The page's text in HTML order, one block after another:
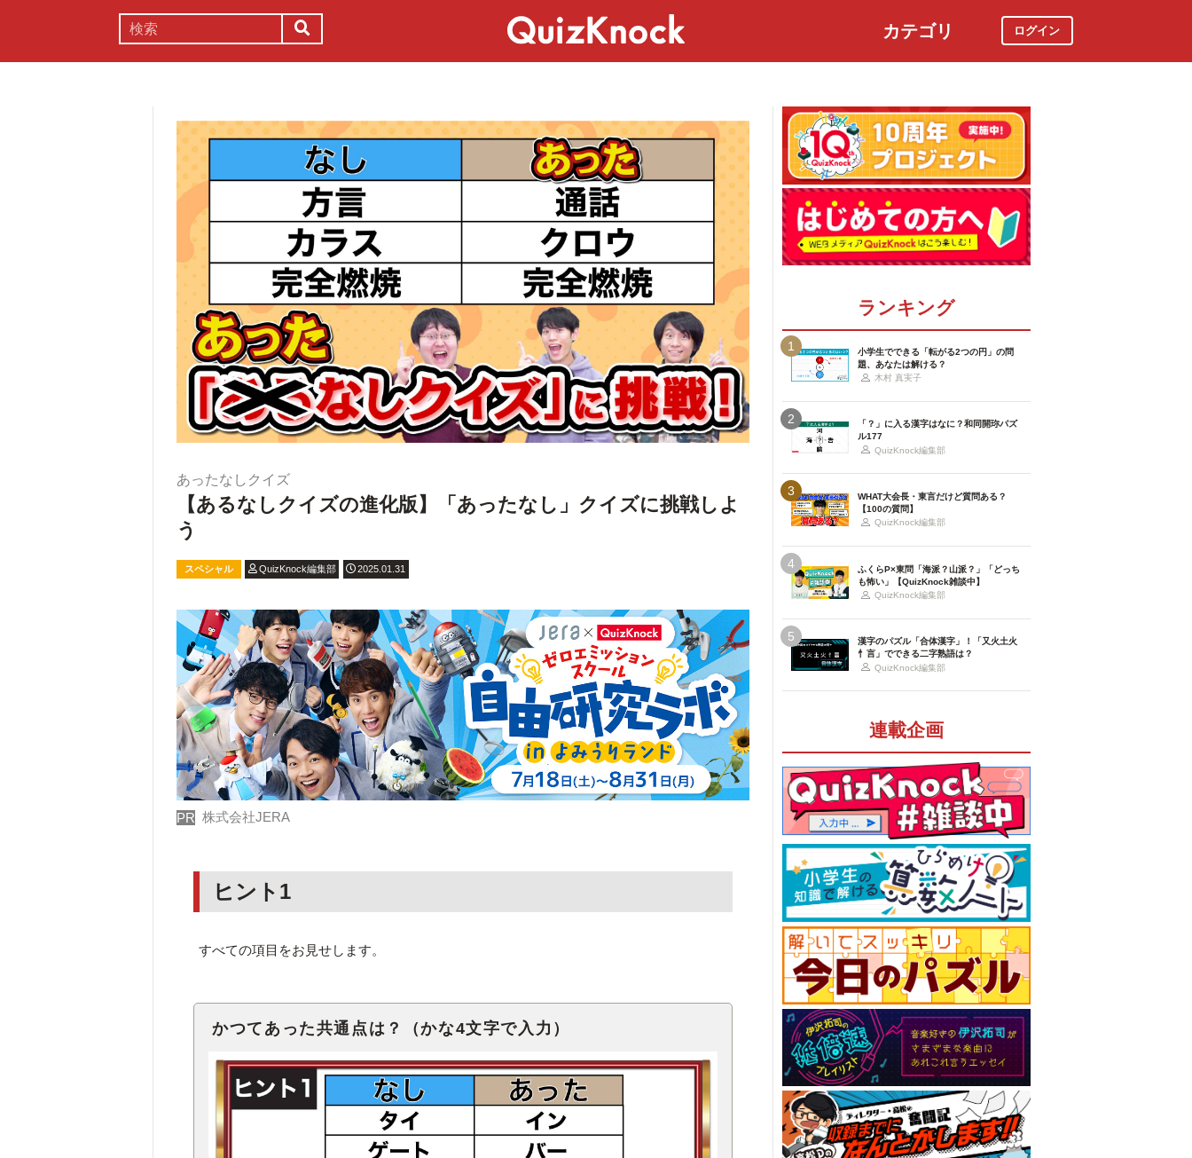
カテゴリ ログイン
あったなしクイズ
【あるなしクイズの進化版】「あったなし」クイズに挑戦しよ
う
スペシャル QuizKnock編集部 2025.01.31
PR 株式会社JERA
ヒント1
すべての項目をお見せします。
かつてあった共通点は？（かな4文字で入力）
ランキング
1
小学生でできる「転がる2つの円」の問
題、あなたは解ける？
木村 真実子
2
「？」に入る漢字はなに？和同開珎パズ
ル177
QuizKnock編集部
3
WHAT大会長・東言だけど質問ある？
【100の質問】
QuizKnock編集部
4
ふくらP×東問「海派？山派？」「どっち
も怖い」【QuizKnock雑談中】
QuizKnock編集部
5
漢字のパズル「合体漢字」！「又火土火
忄言」でできる二字熟語は？
QuizKnock編集部
連載企画